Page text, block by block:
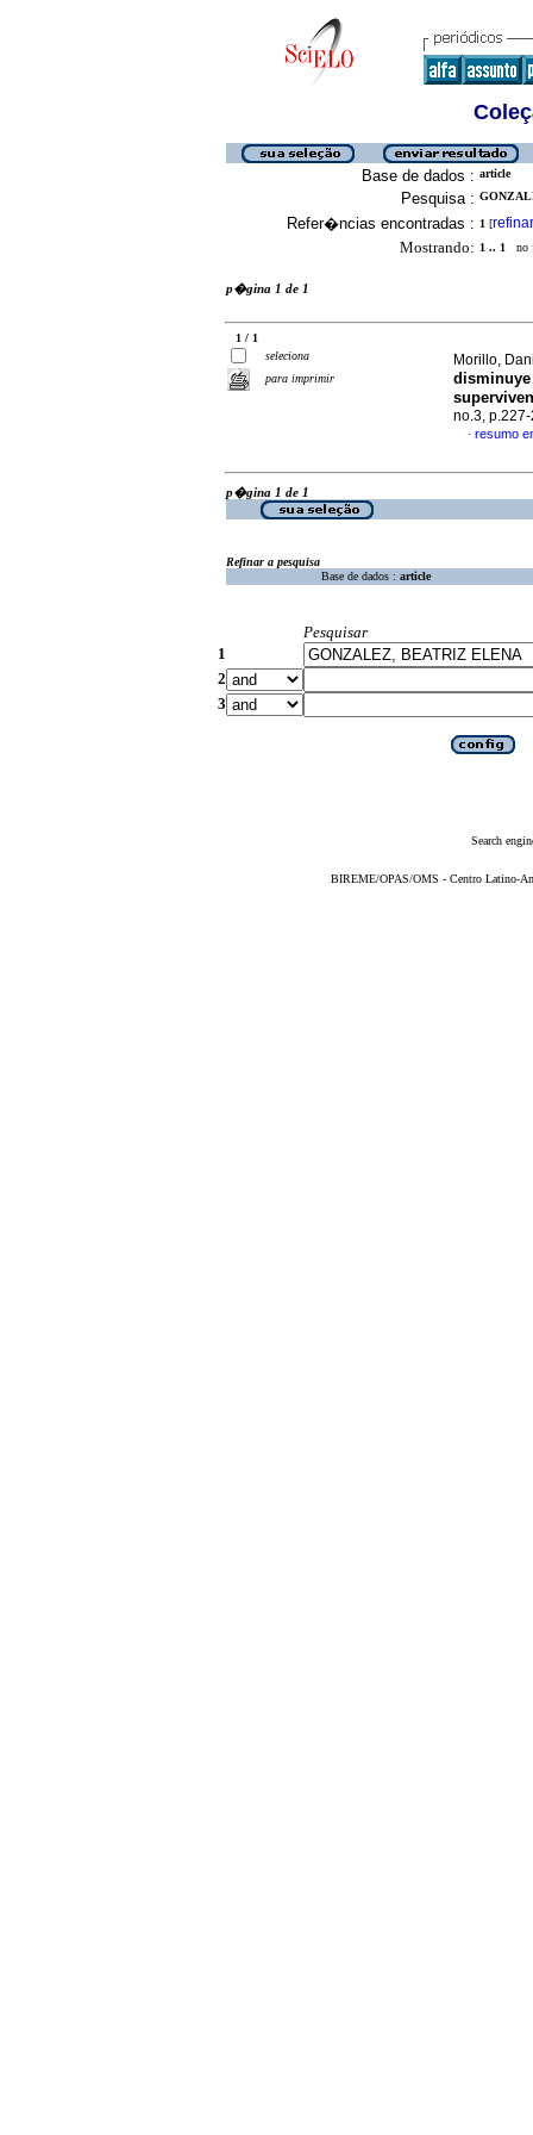
Base de dados : article
Pesquisa :
Refer�ncias encontradas : 1 [refinar
Mostrando: 1 .. 1 no
p�gina 1 de 1
1 / 1
seleciona
para imprimir
Morillo,
no.3,
· resumo
p�gina 1 de 1
Refinar a pesquisa
Base de dados : article
Pesquisar
1
2
3
Search
BIREME/OPAS/OMS - Centro Latino-